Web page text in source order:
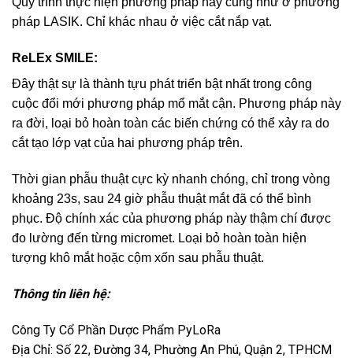
pháp LASIK. Chỉ khác nhau ở việc cắt nắp vạt.
ReLEx SMILE:
Đây thật sự là thành tựu phát triển bật nhất trong công
cuộc đổi mới phương pháp mổ mắt cận. Phương pháp này
ra đời, loại bỏ hoàn toàn các biến chứng có thể xảy ra do
cắt tạo lớp vạt của hai phương pháp trên.
Thời gian phẫu thuật cực kỳ nhanh chóng, chỉ trong vòng
khoảng 23s, sau 24 giờ phẫu thuật mắt đã có thể bình
phục. Độ chính xác của phương pháp này thậm chí được
đo lường đến từng micromet. Loại bỏ hoàn toàn hiện
tượng khô mắt hoặc cộm xốn sau phẫu thuật.
Thông tin liên hệ:
Công Ty Cổ Phần Dược Phẩm PyLoRa
Địa Chỉ: Số 22, Đường 34, Phường An Phú, Quận 2, TPHCM